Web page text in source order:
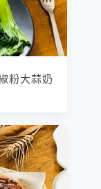
粉大蒜奶